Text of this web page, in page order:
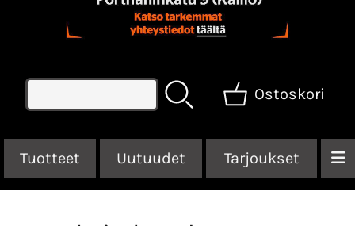
Ostoskori
Tuotteet Uutuudet Tarjoukset